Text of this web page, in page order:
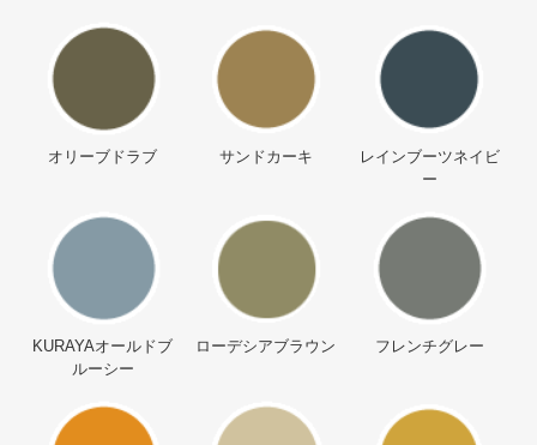
オリーブドラブ サンドカーキ
レインブーツネイビ
ー
KURAYAオールドブ
ルーシー
ローデシアブラウン フレンチグレー